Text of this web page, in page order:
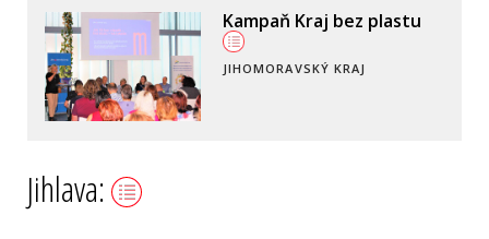
Kampaň Kraj bez plastu
JIHOMORAVSKÝ KRAJ
Jihlava: